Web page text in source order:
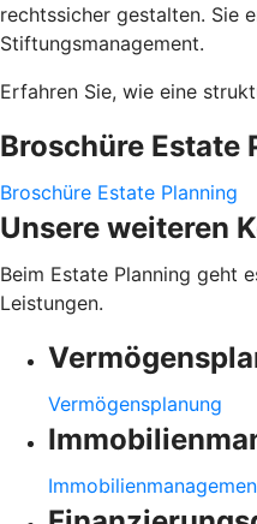
rechtssicher gestalten. Sie
Stiftungsmanagement.
Erfahren Sie, wie eine
Broschüre Estate
Broschüre Estate Planning
Unsere weiteren
Beim Estate Planning geht
Leistungen.
Vermögensplanung